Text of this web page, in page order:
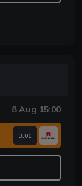
8 Aug 15:00
3.01